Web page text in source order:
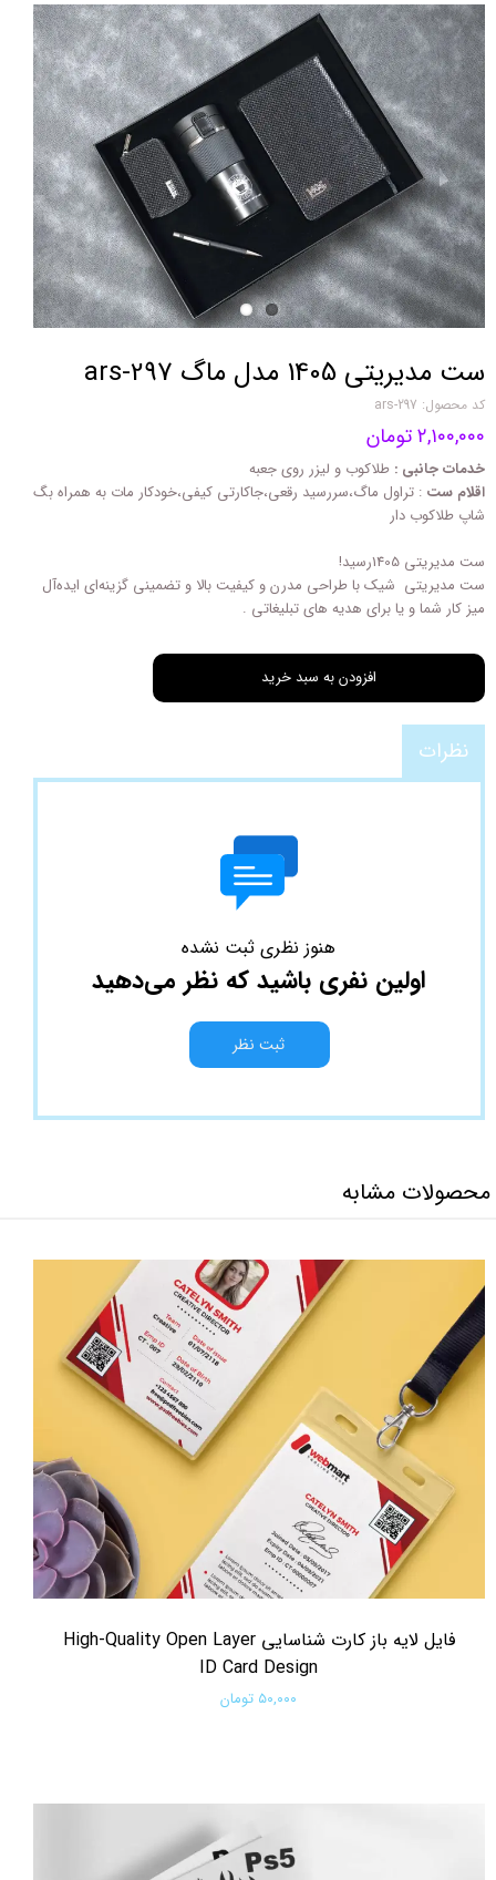
ست مدیریتی 1405 مدل ماگ ars-297
کد محصول: ars-297
۲,۱۰۰,۰۰۰ تومان
خدمات جانبی : طلاکوب و لیزر روی جعبه
اقلام ست : تراول ماگ،سررسید رقعی،جاکارتی کیفی،خودکار مات به همراه بگ
شاپ طلاکوب دار
ست مدیریتی 1405رسید!
ست مدیریتی شیک با طراحی مدرن و کیفیت بالا و تضمینی گزینه‌ای ایده‌آل
میز کار شما و یا برای هدیه‌ های تبلیغاتی .
افزودن به سبد خرید
نظرات
هنوز نظری ثبت نشده
اولین نفری باشید که نظر می‌دهید
ثبت نظر
محصولات مشابه
فایل لایه باز کارت شناسایی High-Quality Open Layer
ID Card Design
۵۰,۰۰۰ تومان